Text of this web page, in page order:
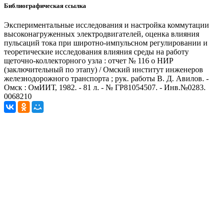
Библиографическая ссылка
Экспериментальные исследования и настройка коммутации
высоконагруженных электродвигателей, оценка влияния
пульсаций тока при широтно-импульсном регулировании и
теоретические исследования влияния среды на работу
щеточно-коллекторного узла : отчет № 116 о НИР
(заключительный по этапу) / Омский институт инженеров
железнодорожного транспорта ; рук. работы В. Д. Авилов. -
Омск : ОмИИТ, 1982. - 81 л. - № ГР81054507. - Инв.№0283.
0068210